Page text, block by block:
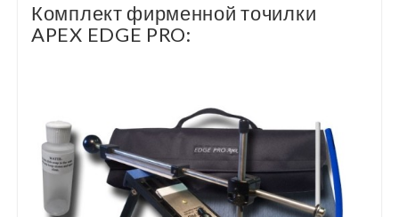
Комплект фирменной точилки
APEX EDGE PRO: